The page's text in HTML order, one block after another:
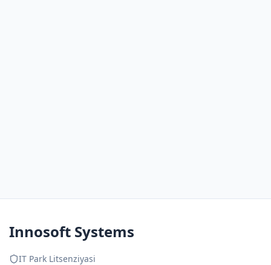
Innosoft Systems
IT Park Litsenziyasi